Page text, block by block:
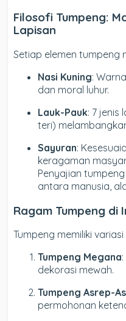
Filosofi Tumpeng:
Lapisan
Setiap elemen tumpeng
Nasi Kuning:
dan moral luhur.
Lauk-Pauk: 7 jenis
teri)
Sayuran:
keragaman
Penyajian
antara manusia,
Ragam Tumpeng di
Tumpeng memiliki
Tumpeng Megana
dekorasi mewah.
Tumpeng Asrep-
permohonan